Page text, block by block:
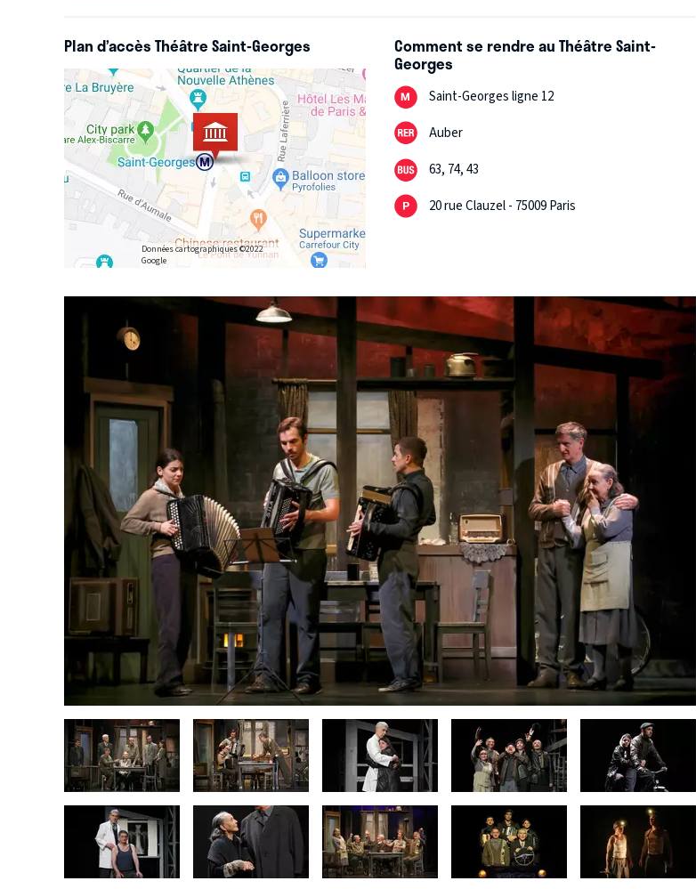
*facebook.com/TheatreSaintGeorges
Plan d’accès Théâtre Saint-Georges
Données cartographiques ©2022
Google
Comment se rendre au Théâtre Saint-
Georges
Saint-Georges ligne 12
Auber
63, 74, 43
20 rue Clauzel - 75009 Paris